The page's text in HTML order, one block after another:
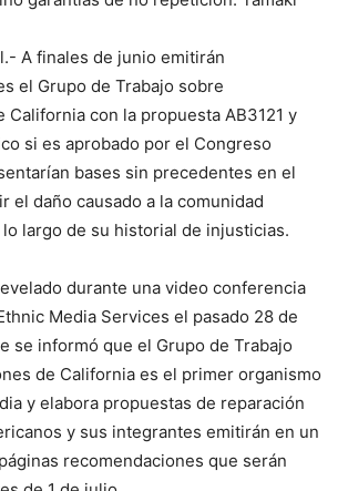
A finales de junio emitirán
el Grupo de Trabajo sobre
California con la propuesta AB3121 y
si es aprobado por el Congreso
bases sin precedentes en el
el daño causado a la comunidad
largo de su historial de injusticias.
durante una video conferencia
Media Services el pasado 28 de
se informó que el Grupo de Trabajo
de California es el primer organismo
y elabora propuestas de reparación
y sus integrantes emitirán en un
recomendaciones que serán